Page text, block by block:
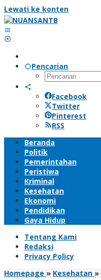
Lewati ke konten
Pencarian
Facebook
Twitter
Pinterest
RSS
Beranda
Politik
Pemerintahan
Peristiwa
Kriminal
Kesehatan
Ekonomi
Pendidikan
Gaya Hidup
Tentang Kami
Redaksi
Privacy Policy
Homepage » Kesehatan »